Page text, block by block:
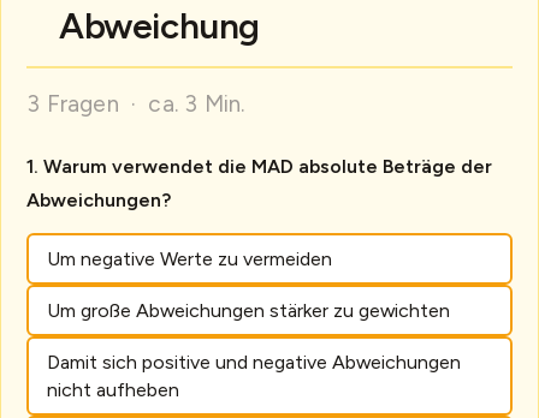
Abweichung
3 Fragen · ca. 3 Min.
Warum verwendet die MAD absolute Beträge der
Abweichungen?
Um negative Werte zu vermeiden
Um große Abweichungen stärker zu gewichten
Damit sich positive und negative Abweichungen
nicht aufheben